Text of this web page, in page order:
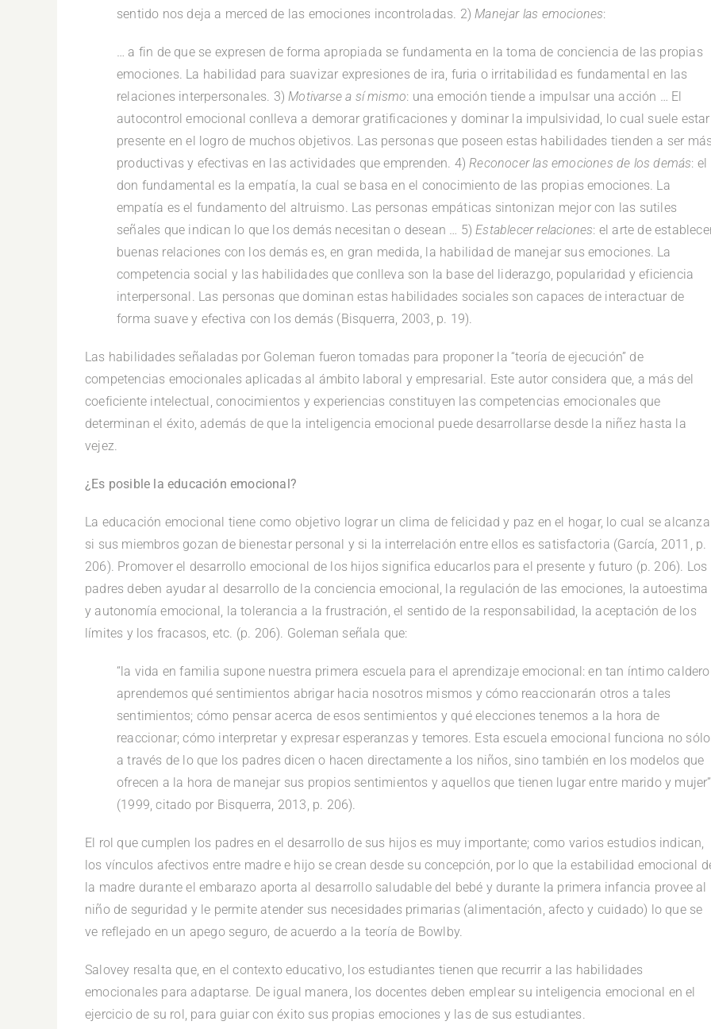
sentido nos deja a merced de las emociones incontroladas. 2)Manejar las emociones:
… a fin de que se expresen de forma apropiada se fundamenta en la toma de conciencia de las propias
emociones. La habilidad para suavizar expresiones de ira, furia o irritabilidad es fundamental en las
relaciones interpersonales. 3)Motivarse a sí mismo: una emoción tiende a impulsar una acción … El
autocontrol emocional conlleva a demorar gratificaciones y dominar la impulsividad, lo cual suele estar
presente en el logro de muchos objetivos. Las personas que poseen estas habilidades tienden a ser
productivas y efectivas en las actividades que emprenden. 4)Reconocer las emociones de los demás: el
don fundamental es la empatía, la cual se basa en el conocimiento de las propias emociones. La
empatía es el fundamento del altruismo. Las personas empáticas sintonizan mejor con las sutiles
señales que indican lo que los demás necesitan o desean … 5)Establecer relaciones: el arte de
buenas relaciones con los demás es, en gran medida, la habilidad de manejar sus emociones. La
competencia social y las habilidades que conlleva son la base del liderazgo, popularidad y eficiencia
interpersonal. Las personas que dominan estas habilidades sociales son capaces de interactuar de
forma suave y efectiva con los demás (Bisquerra, 2003, p. 19).
Las habilidades señaladas por Goleman fueron tomadas para proponer la “teoría de ejecución” de
competencias emocionales aplicadas al ámbito laboral y empresarial. Este autor considera que, a más del
coeficiente intelectual, conocimientos y experiencias constituyen las competencias emocionales que
determinan el éxito, además de que la inteligencia emocional puede desarrollarse desde la niñez hasta la
vejez.
¿Es posible la educación emocional?
La educación emocional tiene como objetivo lograr un clima de felicidad y paz en el hogar, lo cual se alcanza
si sus miembros gozan de bienestar personal y si la interrelación entre ellos es satisfactoria (García, 2011, p.
206). Promover el desarrollo emocional de los hijos significa educarlos para el presente y futuro (p. 206). Los
padres deben ayudar al desarrollo de la conciencia emocional, la regulación de las emociones, la autoestima
y autonomía emocional, la tolerancia a la frustración, el sentido de la responsabilidad, la aceptación de los
límites y los fracasos, etc. (p. 206). Goleman señala que:
“la vida en familia supone nuestra primera escuela para el aprendizaje emocional: en tan íntimo caldero
aprendemos qué sentimientos abrigar hacia nosotros mismos y cómo reaccionarán otros a tales
sentimientos; cómo pensar acerca de esos sentimientos y qué elecciones tenemos a la hora de
reaccionar; cómo interpretar y expresar esperanzas y temores. Esta escuela emocional funciona no sólo
a través de lo que los padres dicen o hacen directamente a los niños, sino también en los modelos que
ofrecen a la hora de manejar sus propios sentimientos y aquellos que tienen lugar entre marido y mujer”
(1999, citado por Bisquerra, 2013, p. 206).
El rol que cumplen los padres en el desarrollo de sus hijos es muy importante; como varios estudios indican,
los vínculos afectivos entre madre e hijo se crean desde su concepción, por lo que la estabilidad emocional
la madre durante el embarazo aporta al desarrollo saludable del bebé y durante la primera infancia provee al
niño de seguridad y le permite atender sus necesidades primarias (alimentación, afecto y cuidado) lo que se
ve reflejado en un apego seguro, de acuerdo a la teoría de Bowlby.
Salovey resalta que, en el contexto educativo, los estudiantes tienen que recurrir a las habilidades
emocionales para adaptarse. De igual manera, los docentes deben emplear su inteligencia emocional en el
ejercicio de su rol, para guiar con éxito sus propias emociones y las de sus estudiantes.